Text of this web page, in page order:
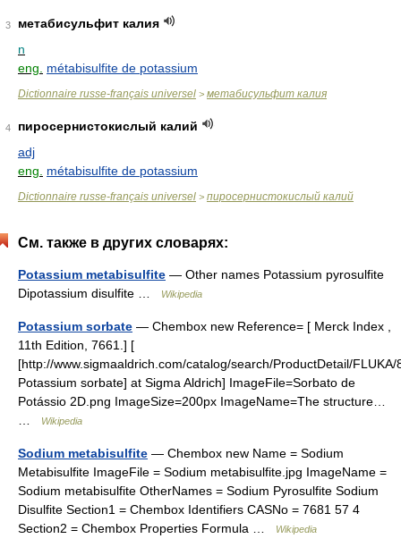
3
метабисульфит калия
n
eng.
métabisulfite de potassium
Dictionnaire russe-français universel > метабисульфит калия
4
пиросернистокислый калий
adj
eng.
métabisulfite de potassium
Dictionnaire russe-français universel > пиросернистокислый калий
См. также в других словарях:
Potassium metabisulfite — Other names Potassium pyrosulfite
Dipotassium disulfite …
Wikipedia
Potassium sorbate — Chembox new Reference= [ Merck Index ,
11th Edition, 7661.] [
[http://www.sigmaaldrich.com/catalog/search/ProductDetail/FLUKA/
Potassium sorbate] at Sigma Aldrich] ImageFile=Sorbato de
Potássio 2D.png ImageSize=200px ImageName=The structure…
Wikipedia
Sodium metabisulfite — Chembox new Name = Sodium
Metabisulfite ImageFile = Sodium metabisulfite.jpg ImageName =
Sodium metabisulfite OtherNames = Sodium Pyrosulfite Sodium
Disulfite Section1 = Chembox Identifiers CASNo = 7681 57 4
Section2 = Chembox Properties Formula …
Wikipedia